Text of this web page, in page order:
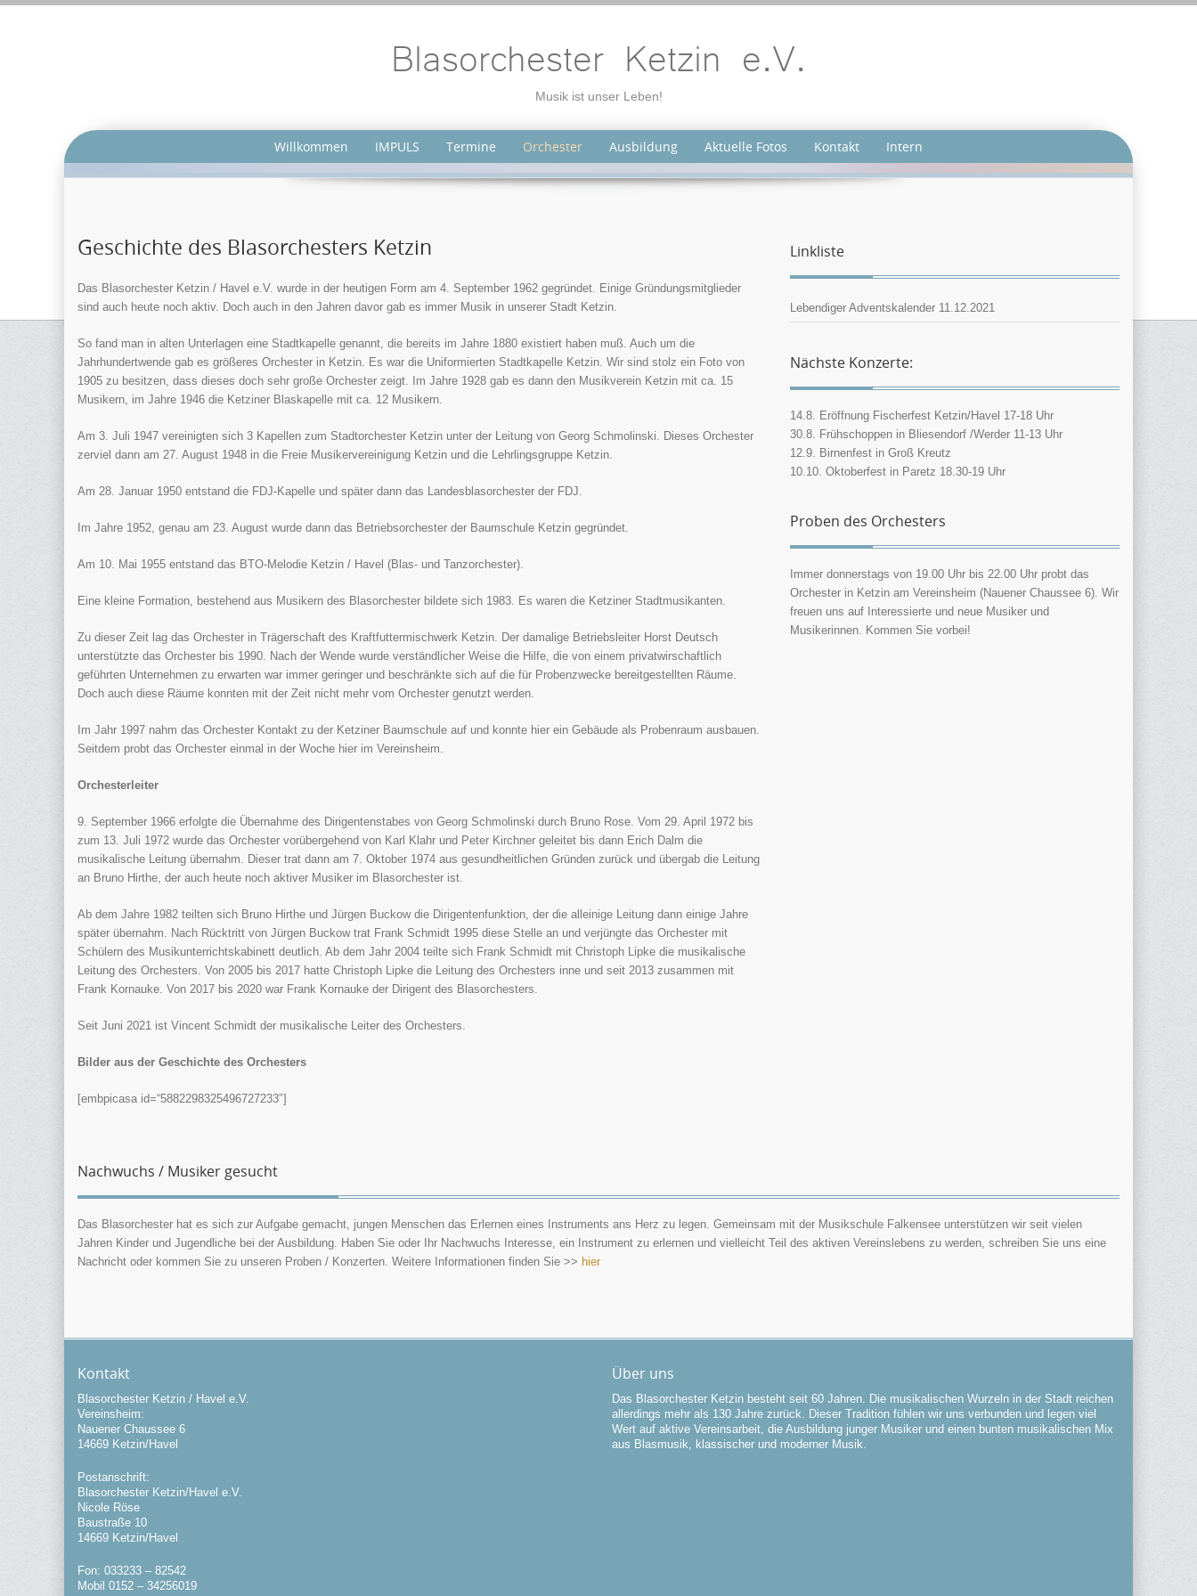
Blasorchester Ketzin e.V.
Musik ist unser Leben!
Willkommen IMPULS Termine Orchester Ausbildung Aktuelle Fotos Kontakt Intern
Geschichte des Blasorchesters Ketzin
Das Blasorchester Ketzin / Havel e.V. wurde in der heutigen Form am 4. September 1962 gegründet. Einige Gründungsmitglieder
sind auch heute noch aktiv. Doch auch in den Jahren davor gab es immer Musik in unserer Stadt Ketzin.
So fand man in alten Unterlagen eine Stadtkapelle genannt, die bereits im Jahre 1880 existiert haben muß. Auch um die
Jahrhundertwende gab es größeres Orchester in Ketzin. Es war die Uniformierten Stadtkapelle Ketzin. Wir sind stolz ein Foto von
1905 zu besitzen, dass dieses doch sehr große Orchester zeigt. Im Jahre 1928 gab es dann den Musikverein Ketzin mit ca. 15
Musikern, im Jahre 1946 die Ketziner Blaskapelle mit ca. 12 Musikern.
Am 3. Juli 1947 vereinigten sich 3 Kapellen zum Stadtorchester Ketzin unter der Leitung von Georg Schmolinski. Dieses Orchester
zerviel dann am 27. August 1948 in die Freie Musikervereinigung Ketzin und die Lehrlingsgruppe Ketzin.
Am 28. Januar 1950 entstand die FDJ-Kapelle und später dann das Landesblasorchester der FDJ.
Im Jahre 1952, genau am 23. August wurde dann das Betriebsorchester der Baumschule Ketzin gegründet.
Am 10. Mai 1955 entstand das BTO-Melodie Ketzin / Havel (Blas- und Tanzorchester).
Eine kleine Formation, bestehend aus Musikern des Blasorchester bildete sich 1983. Es waren die Ketziner Stadtmusikanten.
Zu dieser Zeit lag das Orchester in Trägerschaft des Kraftfuttermischwerk Ketzin. Der damalige Betriebsleiter Horst Deutsch
unterstützte das Orchester bis 1990. Nach der Wende wurde verständlicher Weise die Hilfe, die von einem privatwirschaftlich
geführten Unternehmen zu erwarten war immer geringer und beschränkte sich auf die für Probenzwecke bereitgestellten Räume.
Doch auch diese Räume konnten mit der Zeit nicht mehr vom Orchester genutzt werden.
Im Jahr 1997 nahm das Orchester Kontakt zu der Ketziner Baumschule auf und konnte hier ein Gebäude als Probenraum ausbauen.
Seitdem probt das Orchester einmal in der Woche hier im Vereinsheim.
Orchesterleiter
9. September 1966 erfolgte die Übernahme des Dirigentenstabes von Georg Schmolinski durch Bruno Rose. Vom 29. April 1972 bis
zum 13. Juli 1972 wurde das Orchester vorübergehend von Karl Klahr und Peter Kirchner geleitet bis dann Erich Dalm die
musikalische Leitung übernahm. Dieser trat dann am 7. Oktober 1974 aus gesundheitlichen Gründen zurück und übergab die Leitung
an Bruno Hirthe, der auch heute noch aktiver Musiker im Blasorchester ist.
Ab dem Jahre 1982 teilten sich Bruno Hirthe und Jürgen Buckow die Dirigentenfunktion, der die alleinige Leitung dann einige Jahre
später übernahm. Nach Rücktritt von Jürgen Buckow trat Frank Schmidt 1995 diese Stelle an und verjüngte das Orchester mit
Schülern des Musikunterrichtskabinett deutlich. Ab dem Jahr 2004 teilte sich Frank Schmidt mit Christoph Lipke die musikalische
Leitung des Orchesters. Von 2005 bis 2017 hatte Christoph Lipke die Leitung des Orchesters inne und seit 2013 zusammen mit
Frank Kornauke. Von 2017 bis 2020 war Frank Kornauke der Dirigent des Blasorchesters.
Seit Juni 2021 ist Vincent Schmidt der musikalische Leiter des Orchesters.
Bilder aus der Geschichte des Orchesters
[embpicasa id=“5882298325496727233″]
Linkliste
Lebendiger Adventskalender 11.12.2021
Nächste Konzerte:
14.8. Eröffnung Fischerfest Ketzin/Havel 17-18 Uhr
30.8. Frühschoppen in Bliesendorf /Werder 11-13 Uhr
12.9. Birnenfest in Groß Kreutz
10.10. Oktoberfest in Paretz 18.30-19 Uhr
Proben des Orchesters
Immer donnerstags von 19.00 Uhr bis 22.00 Uhr probt das
Orchester in Ketzin am Vereinsheim (Nauener Chaussee 6). Wir
freuen uns auf Interessierte und neue Musiker und
Musikerinnen. Kommen Sie vorbei!
Nachwuchs / Musiker gesucht
Das Blasorchester hat es sich zur Aufgabe gemacht, jungen Menschen das Erlernen eines Instruments ans Herz zu legen. Gemeinsam mit der Musikschule Falkensee unterstützen wir seit vielen
Jahren Kinder und Jugendliche bei der Ausbildung. Haben Sie oder Ihr Nachwuchs Interesse, ein Instrument zu erlernen und vielleicht Teil des aktiven Vereinslebens zu werden, schreiben Sie uns eine
Nachricht oder kommen Sie zu unseren Proben / Konzerten. Weitere Informationen finden Sie >> hier
Kontakt
Blasorchester Ketzin / Havel e.V.
Vereinsheim:
Nauener Chaussee 6
14669 Ketzin/Havel
Postanschrift:
Blasorchester Ketzin/Havel e.V.
Nicole Röse
Baustraße 10
14669 Ketzin/Havel
Fon: 033233 – 82542
Mobil 0152 – 34256019
Über uns
Das Blasorchester Ketzin besteht seit 60 Jahren. Die musikalischen Wurzeln in der Stadt reichen
allerdings mehr als 130 Jahre zurück. Dieser Tradition fühlen wir uns verbunden und legen viel
Wert auf aktive Vereinsarbeit, die Ausbildung junger Musiker und einen bunten musikalischen Mix
aus Blasmusik, klassischer und moderner Musik.